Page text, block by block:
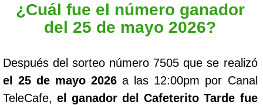
¿Cuál fue el número ganador
del 25 de mayo 2026?
Después del sorteo número 7505 que se realizó
el 25 de mayo 2026 a las 12:00pm por Canal
TeleCafe,el ganador del Cafeterito Tarde fue